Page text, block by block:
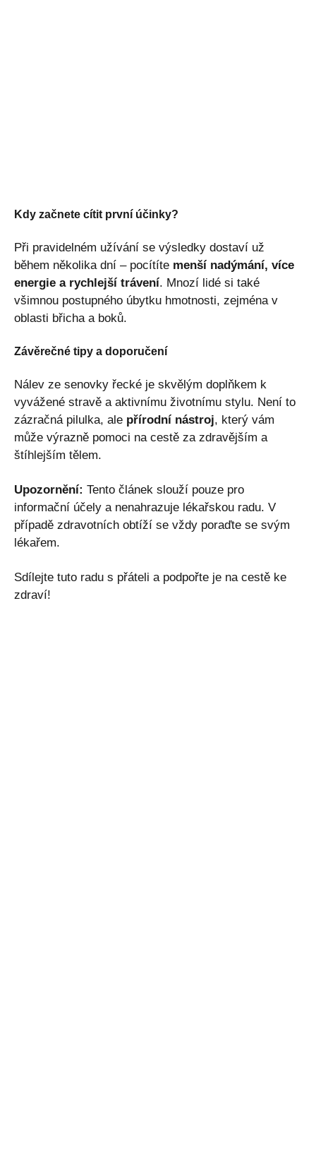
Kdy začnete cítit první účinky?
Při pravidelném užívání se výsledky dostaví už
během několika dní – pocítíte menší nadýmání, více
energie a rychlejší trávení. Mnozí lidé si také
všimnou postupného úbytku hmotnosti, zejména v
oblasti břicha a boků.
Závěrečné tipy a doporučení
Nálev ze senovky řecké je skvělým doplňkem k
vyvážené stravě a aktivnímu životnímu stylu. Není to
zázračná pilulka, ale přírodní nástroj, který vám
může výrazně pomoci na cestě za zdravějším a
štíhlejším tělem.
Upozornění: Tento článek slouží pouze pro
informační účely a nenahrazuje lékařskou radu. V
případě zdravotních obtíží se vždy poraďte se svým
lékařem.
Sdílejte tuto radu s přáteli a podpořte je na cestě ke
zdraví!